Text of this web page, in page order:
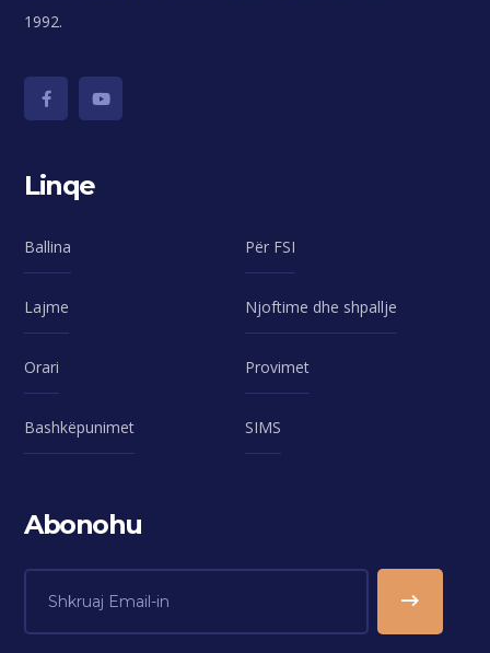
1992.
Linqe
Ballina Për FSI
Lajme Njoftime dhe shpallje
Orari Provimet
Bashkëpunimet SIMS
Abonohu